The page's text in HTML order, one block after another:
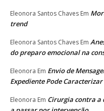
Eleonora Santos Chaves Em
trend
Eleonora Santos Chaves Em
do preparo emocional na
Eleonora Em Envio de
Expediente Pode
Eleonora Em Cirurgia contra a